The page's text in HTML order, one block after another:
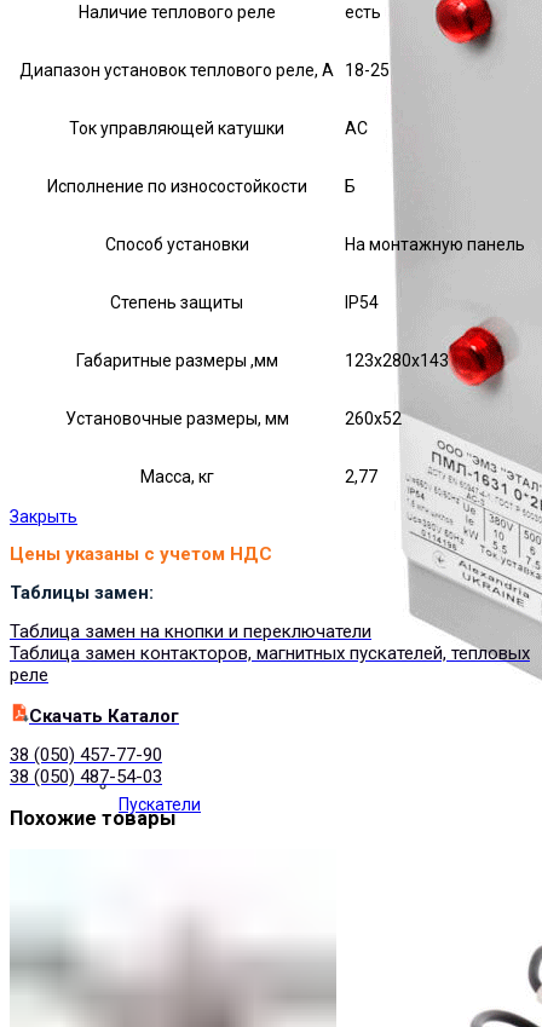
Пускатели
Наличие теплового реле есть
Диапазон установок теплового реле, А 18-25
Ток управляющей катушки АС
Исполнение по износостойкости Б
Способ установки На монтажную панель
Степень защиты IP54
Габаритные размеры ,мм 123х280х143
Установочные размеры, мм 260х52
Масса, кг 2,77
Закрыть
Цены указаны с учетом НДС
Таблицы замен:
Таблица замен на кнопки и переключатели
Таблица замен контакторов, магнитных пускателей, тепловых
реле
Cкачать Каталог
38 (050) 457-77-90
38 (050) 487-54-03
Похожие товары